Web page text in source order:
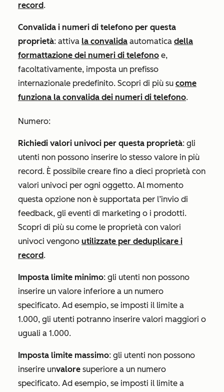
record.
Convalida i numeri di telefono per questa
proprietà: attiva la convalida automatica della
formattazione dei numeri di telefono e,
facoltativamente, imposta un prefisso
internazionale predefinito. Scopri di più su come
funziona la convalida dei numeri di telefono.
Numero:
Richiedi valori univoci per questa proprietà: gli
utenti non possono inserire lo stesso valore in più
record. È possibile creare fino a dieci proprietà con
valori univoci per ogni oggetto. Al momento
questa opzione non è supportata per l’invio di
feedback, gli eventi di marketing o i prodotti.
Scopri di più su come le proprietà con valori
univoci vengono utilizzate per deduplicare i
record.
Imposta limite minimo: gli utenti non possono
inserire un valore inferiore a un numero
specificato. Ad esempio, se imposti il limite a
1.000, gli utenti potranno inserire valori maggiori o
uguali a 1.000.
Imposta limite massimo: gli utenti non possono
inserire unvalore superiore a un numero
specificato. Ad esempio, se imposti il limite a